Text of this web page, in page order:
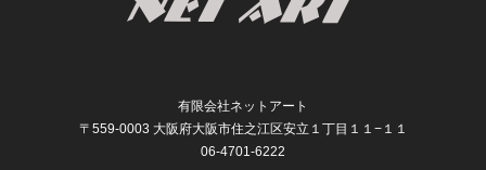
有限会社ネットアート
〒559-0003 大阪府大阪市住之江区安立１丁目１１−１１
06-4701-6222